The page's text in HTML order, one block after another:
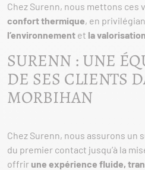
Chez Surenn, nous mettons ces
confort thermique, en
l’environnement et la
SURENN : UNE
DE SES CLIENTS
MORBIHAN
Chez Surenn, nous assurons un
du premier contact jusqu’à la
offrir une expérience fluide,